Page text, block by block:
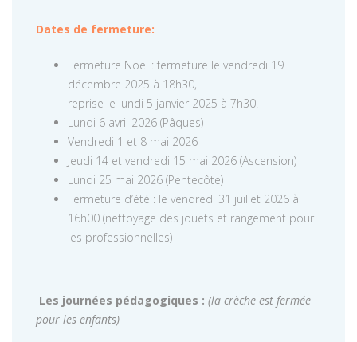
Dates de fermeture:
Fermeture Noël : fermeture le vendredi 19
décembre 2025 à 18h30,
reprise le lundi 5 janvier 2025 à 7h30.
Lundi 6 avril 2026 (Pâques)
Vendredi 1 et 8 mai 2026
Jeudi 14 et vendredi 15 mai 2026 (Ascension)
Lundi 25 mai 2026 (Pentecôte)
Fermeture d’été : le vendredi 31 juillet 2026 à
16h00 (nettoyage des jouets et rangement pour
les professionnelles)
Les journées pédagogiques : (la crèche est fermée
pour les enfants)